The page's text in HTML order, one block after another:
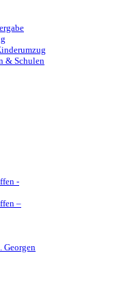
& Schulen
-
–
Georgen